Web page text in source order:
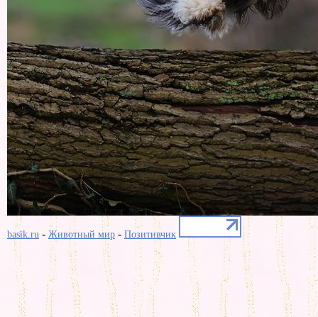
basik.ru - Животный мир - Позитивчик